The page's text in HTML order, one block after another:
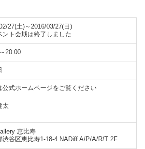
27(土)～2016/03/27(日)
ト会期は終了しました
20:00
公式ホームページをご覧ください
太
恵比寿
渋谷区恵比寿1-18-4 NADiff A/P/A/R/T 2F